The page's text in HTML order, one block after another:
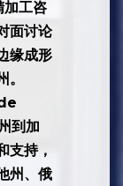
工咨
面讨论
成形
到加
支持，